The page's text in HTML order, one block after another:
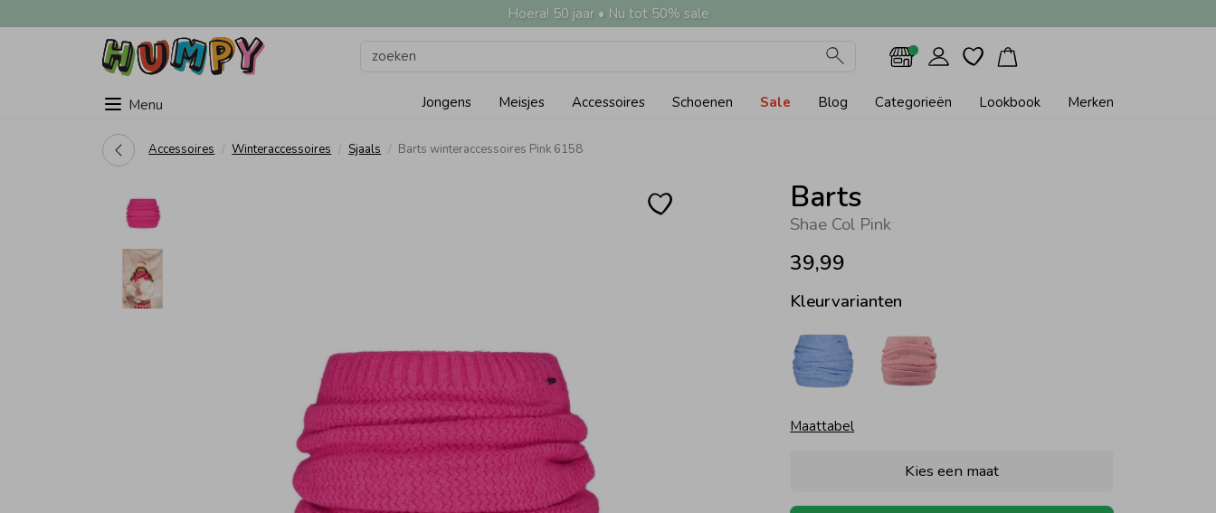
Hoera! 50 jaar • Nu tot 50% sale
Menu Jongens Meisjes Accessoires Schoenen Sale Blog Categorieën Lookbook Merken
Accessoires Winteraccessoires Sjaals Barts winteraccessoires Pink 6158
Barts
Shae Col Pink
39,99
Kleurvarianten
Maattabel
Kies een maat